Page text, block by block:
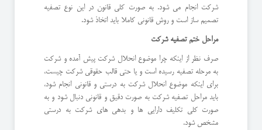
شرکت انجام می شود. به صورت کلی قانون در این نوع تصفیه
تصمیم ساز است و روش قانونی کاملا باید اتخاذ شود.
مراحل ختم تصفیه شرکت
صرف نظر از اینکه چرا موضوع انحلال شرکت پیش آمده و شرکت
به مرحله تصفیه رسیده است و یا حتی قالب حقوقی شرکت چیست،
برای اینکه موضوع انحلال شرکت به درستی و قانونی انجام شود،
باید مراحل تصفیه شرکت به صورت دقیق و قانونی دنبال شود و به
صورت کلی تکلیف دارایی ها و بدهی های شرکت به درستی
مشخص شود.